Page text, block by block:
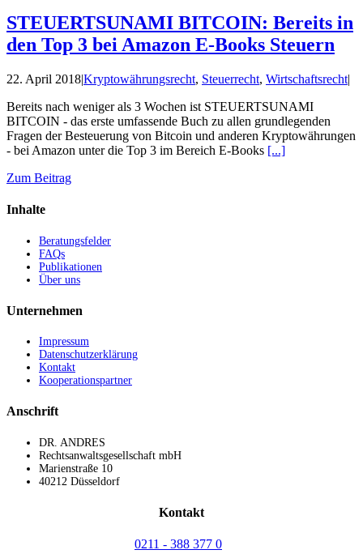
STEUERTSUNAMI BITCOIN: Bereits in
den Top 3 bei Amazon E-Books Steuern
22. April 2018|Kryptowährungsrecht, Steuerrecht, Wirtschaftsrecht|
Bereits nach weniger als 3 Wochen ist STEUERTSUNAMI
BITCOIN - das erste umfassende Buch zu allen grundlegenden
Fragen der Besteuerung von Bitcoin und anderen Kryptowährungen
- bei Amazon unter die Top 3 im Bereich E-Books [...]
Zum Beitrag
Inhalte
Beratungsfelder
FAQs
Publikationen
Über uns
Unternehmen
Impressum
Datenschutzerklärung
Kontakt
Kooperationspartner
Anschrift
DR. ANDRES
Rechtsanwaltsgesellschaft mbH
Marienstraße 10
40212 Düsseldorf
Kontakt
0211 - 388 377 0